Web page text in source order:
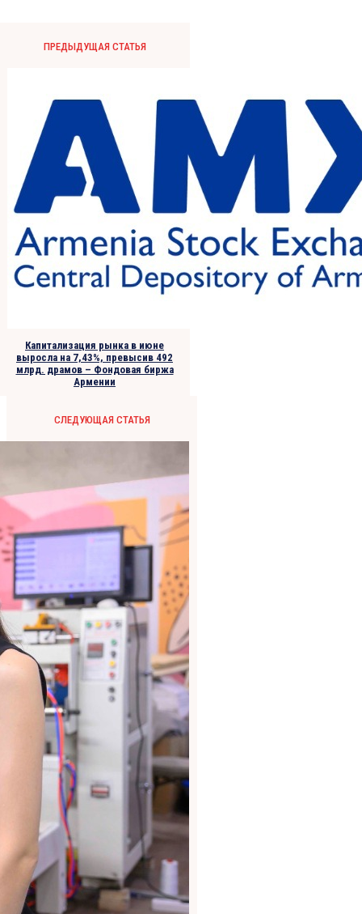
ПРЕДЫДУЩАЯ СТАТЬЯ
Капитализация рынка в июне
выросла на 7,43%, превысив 492
млрд. драмов – Фондовая биржа
Армении
СЛЕДУЮЩАЯ СТАТЬЯ